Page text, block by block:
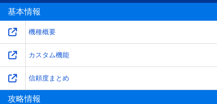
基本情報
機種概要
カスタム機能
信頼度まとめ
攻略情報